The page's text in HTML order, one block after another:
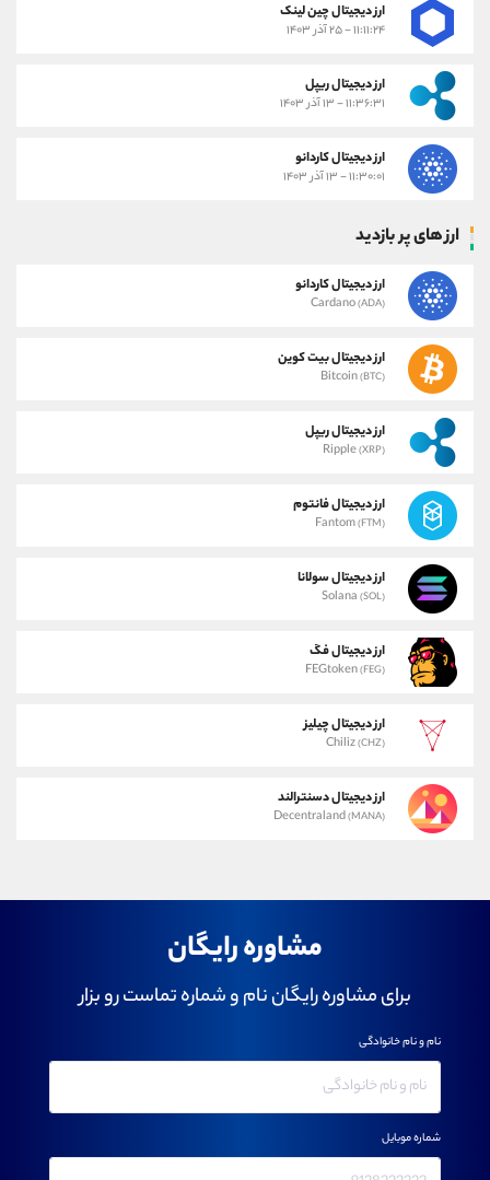
ارز دیجیتال چین لینک
۱۱:۱۱:۲۴ - ۲۵ آذر ۱۴۰۳
ارز دیجیتال ریپل
۱۱:۳۶:۳۱ - ۱۳ آذر ۱۴۰۳
ارز دیجیتال کاردانو
۱۱:۳۰:۰۱ - ۱۳ آذر ۱۴۰۳
ارز های پر بازدید
ارز دیجیتال کاردانو
Cardano(ADA)
ارز دیجیتال بیت کوین
Bitcoin(BTC)
ارز دیجیتال ریپل
Ripple(XRP)
ارز دیجیتال فانتوم
Fantom(FTM)
ارز دیجیتال سولانا
Solana (SOL)
ارز دیجیتال فگ
FEGtoken(FEG)
ارز دیجیتال چیلیز
Chiliz(CHZ)
ارز دیجیتال دسنترالند
Decentraland(MANA)
مشاوره رایگان
برای مشاوره رایگان نام و شماره تماست رو بزار
نام و نام خانوادگی
شماره موبایل